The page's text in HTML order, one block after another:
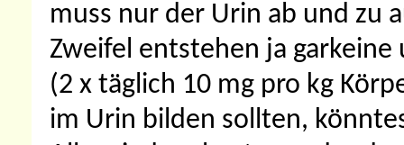
muss nur der Urin ab und zu
Zweifel entstehen ja
(2 x täglich 10 mg pro kg
im Urin bilden sollten,